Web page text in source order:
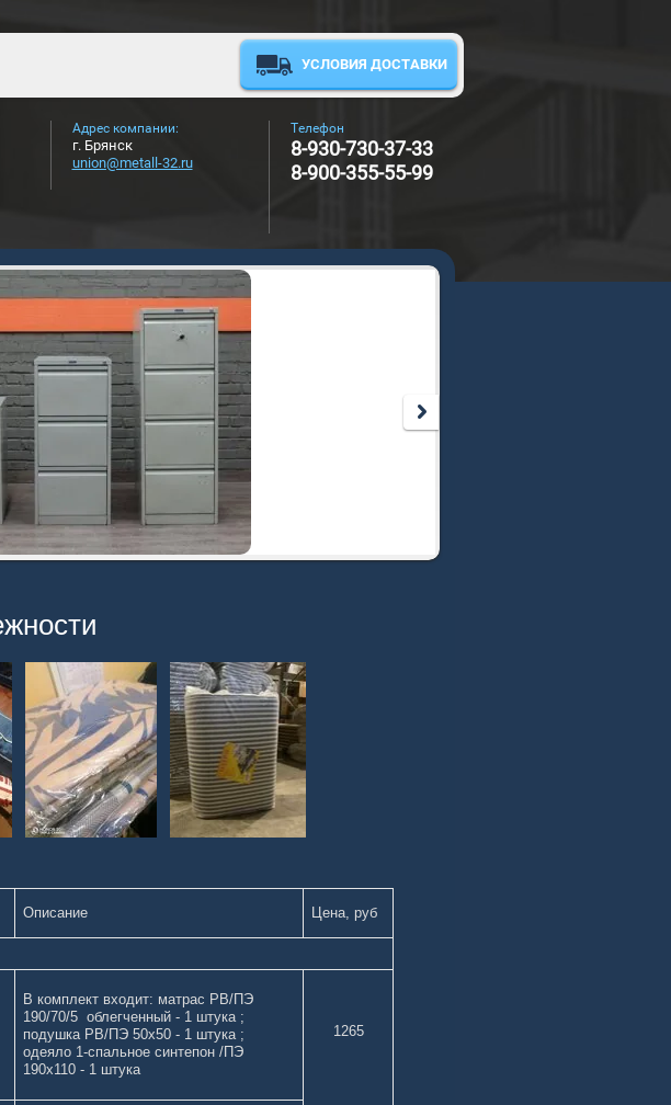
УСЛОВИЯ ДОСТАВКИ
Телефон
8-930-730-37-33
8-900-355-55-99
Адрес компании:
г. Брянск
union@metall-32.ru
Описание Цена, руб
В комплект входит: матрас РВ/ПЭ
190/70/5 облегченный - 1 штука ;
подушка РВ/ПЭ 50х50 - 1 штука ;
одеяло 1-спальное синтепон /ПЭ
190х110 - 1 штука
1265